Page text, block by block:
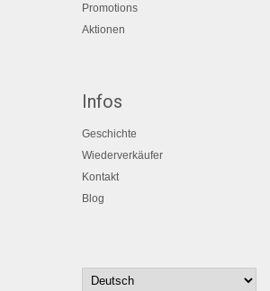
Promotions
Aktionen
Infos
Geschichte
Wiederverkäufer
Kontakt
Blog